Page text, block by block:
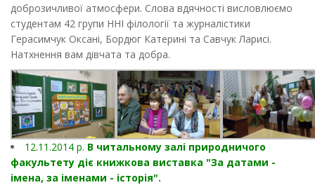
доброзичливої атмосфери. Слова вдячності висловлюємо
студентам 42 групи ННІ філології та журналістики
Герасимчук Оксані, Бордюг Катерині та Савчук Ларисі.
Натхнення вам дівчата та добра.
12.11.2014 р. В читальному залі природничого
факультету діє книжкова виставка "За датами -
імена, за іменами - історія".